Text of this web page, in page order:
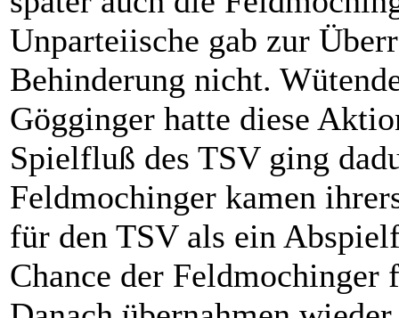
Unparteiische gab zur
Behinderung nicht.
Gögginger hatte diese
Spielfluß des TSV ging
Feldmochinger kamen
für den TSV als ein
Chance der Feldmochinger